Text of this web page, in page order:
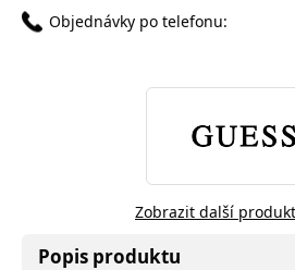
Objednávky po telefonu:
Zobrazit další
Popis produktu